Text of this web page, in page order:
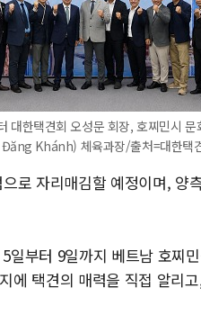
대한택견회 오성문 회장, 호찌민시 문
Khánh) 체육과장/출처=대한택
로 자리매김할 예정이며, 양
일부터 9일까지 베트남 호찌
에 택견의 매력을 직접 알리